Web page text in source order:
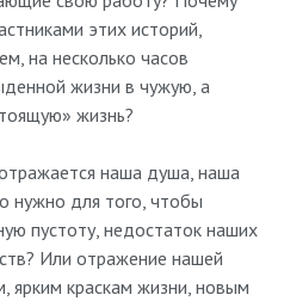
этих историй,
на несколько часов
жизни в чужую, а
жизнь?
наша душа, наша
нужно для того, чтобы
пустоту, недостаток наших
Или отражение нашей
ярким краскам жизни, новым